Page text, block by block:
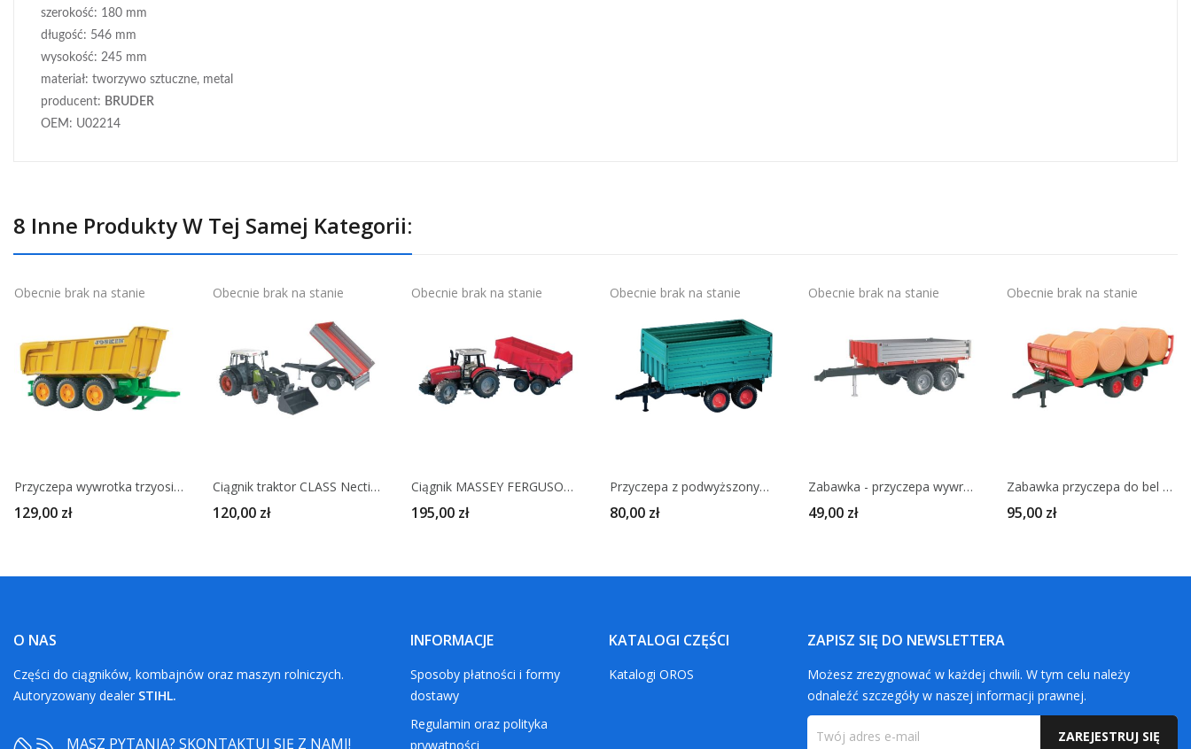
szerokość: 180 mm
długość: 546 mm
wysokość: 245 mm
materiał: tworzywo sztuczne, metal
producent: BRUDER
OEM: U02214
8 Inne Produkty W Tej Samej Kategorii:
Obecnie brak na stanie
Przyczepa wywrotka trzyosiowa JOSKIN - BRUDER
129,00 zł
Obecnie brak na stanie
Ciągnik traktor CLASS Nectic 267 przyczepa BRUDER
120,00 zł
Obecnie brak na stanie
Ciągnik MASSEY FERGUSON 7480 z przyczepą BRUDER
195,00 zł
Obecnie brak na stanie
Przyczepa z podwyższonymi burtami WELGER - BRUDER
80,00 zł
Obecnie brak na stanie
Zabawka - przyczepa wywrotka - BRUDER
49,00 zł
Obecnie brak na stanie
Zabawka przyczepa do bel z 8 belami - BRUDER
95,00 zł
O NAS
Części do ciągników, kombajnów oraz maszyn rolniczych.
Autoryzowany dealer STIHL.
MASZ PYTANIA? SKONTAKTUJ SIĘ Z NAMI!
INFORMACJE
Sposoby płatności i formy
dostawy
Regulamin oraz polityka
prywatności
KATALOGI CZĘŚCI
Katalogi OROS
ZAPISZ SIĘ DO NEWSLETTERA
Możesz zrezygnować w każdej chwili. W tym celu należy
odnaleźć szczegóły w naszej informacji prawnej.